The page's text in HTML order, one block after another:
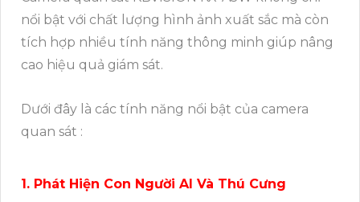
nổi bật với chất lượng hình ảnh xuất sắc mà còn
tích hợp nhiều tính năng thông minh giúp nâng
cao hiệu quả giám sát.
Dưới đây là các tính năng nổi bật của camera
quan sát :
1. Phát Hiện Con Người AI Và Thú Cưng